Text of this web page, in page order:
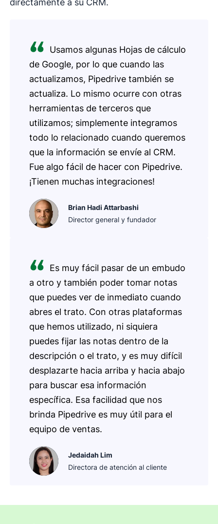
directamente a su CRM.
Usamos algunas Hojas de cálculo
de Google, por lo que cuando las
actualizamos, Pipedrive también se
actualiza. Lo mismo ocurre con otras
herramientas de terceros que
utilizamos; simplemente integramos
todo lo relacionado cuando queremos
que la información se envíe al CRM.
Fue algo fácil de hacer con Pipedrive.
¡Tienen muchas integraciones!
Brian Hadi Attarbashi
Director general y fundador
Es muy fácil pasar de un embudo
a otro y también poder tomar notas
que puedes ver de inmediato cuando
abres el trato. Con otras plataformas
que hemos utilizado, ni siquiera
puedes fijar las notas dentro de la
descripción o el trato, y es muy difícil
desplazarte hacia arriba y hacia abajo
para buscar esa información
específica. Esa facilidad que nos
brinda Pipedrive es muy útil para el
equipo de ventas.
Jedaidah Lim
Directora de atención al cliente